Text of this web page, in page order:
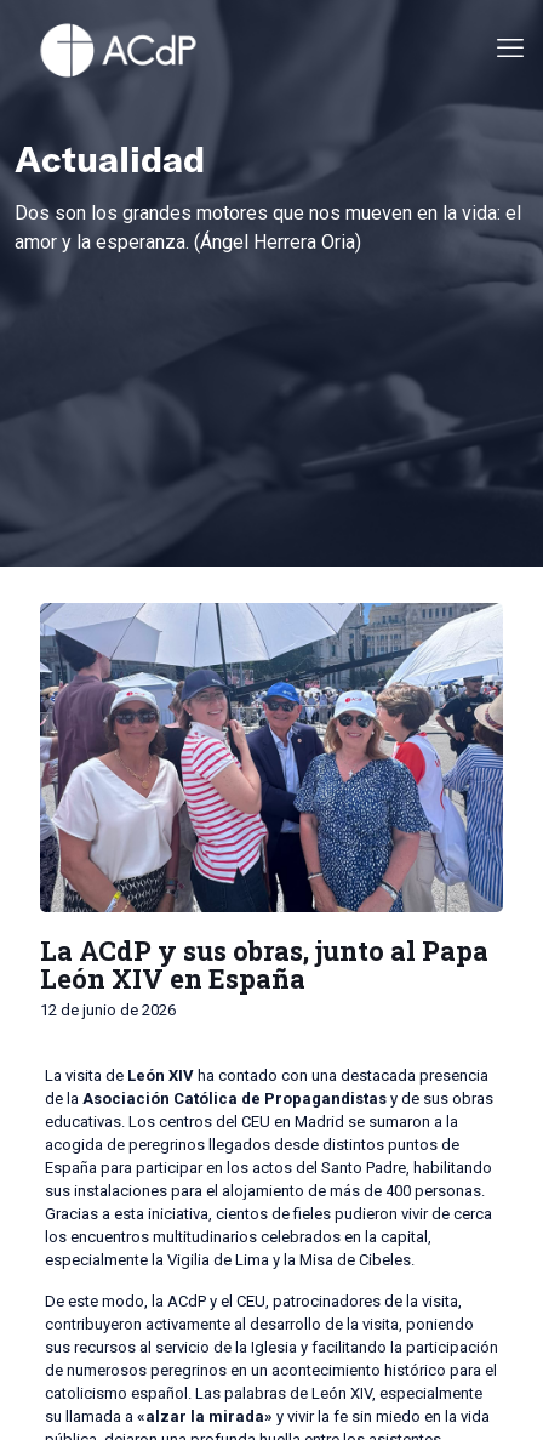
Actualidad
Dos son los grandes motores que nos mueven en la vida: el
amor y la esperanza. (Ángel Herrera Oria)
La ACdP y sus obras, junto al Papa
León XIV en España
12 de junio de 2026
La visita de León XIVha contado con una destacada presencia
de la Asociación Católica de Propagandistas y de sus obras
educativas. Los centros del CEU en Madrid se sumaron a la
acogida de peregrinos llegados desde distintos puntos de
España para participar en los actos del Santo Padre, habilitando
sus instalaciones para el alojamiento de más de 400 personas.
Gracias a esta iniciativa, cientos de fieles pudieron vivir de cerca
los encuentros multitudinarios celebrados en la capital,
especialmente la Vigilia de Lima y la Misa de Cibeles.
De este modo, la ACdP y el CEU, patrocinadores de la visita,
contribuyeron activamente al desarrollo de la visita, poniendo
sus recursos al servicio de la Iglesia y facilitando la participación
de numerosos peregrinos en un acontecimiento histórico para el
catolicismo español. Las palabras de León XIV, especialmente
su llamada a «alzar la mirada» y vivir la fe sin miedo en la vida